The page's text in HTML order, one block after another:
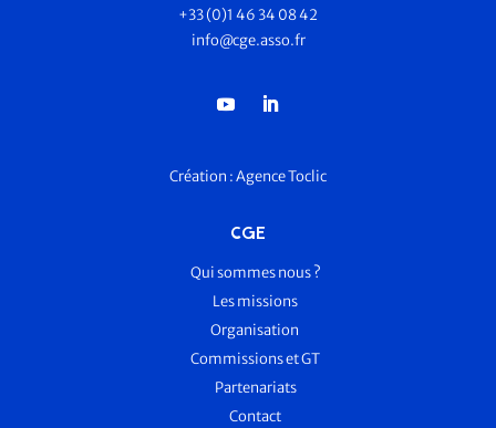
+33 (0)1 46 34 08 42
info@cge.asso.fr
Création :Agence Toclic
CGE
Qui sommes nous ?
Les missions
Organisation
Commissions et GT
Partenariats
Contact